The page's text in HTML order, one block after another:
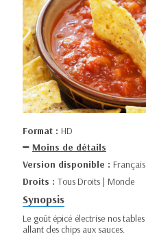
Format : HD
Moins de détails
Version disponible : Français
Droits : Tous Droits | Monde
Synopsis
Le goût épicé électrise nos
allant des chips aux sauces.